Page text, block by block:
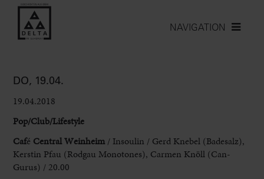
NAVIGATION
DO, 19.04.
19.04.2018
Pop/Club/Lifestyle
Café Central Weinheim / Insoulin / Gerd Knebel (Badesalz),
Kerstin Pfau (Rodgau Monotones), Carmen Knöll (Can-
Gurus) / 20.00